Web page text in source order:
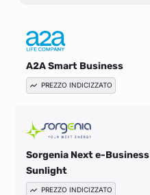
A2A Smart Business
PREZZO INDICIZZATO
Sorgenia Next e-Business
Sunlight
PREZZO INDICIZZATO